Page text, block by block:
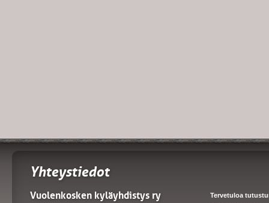
Yhteystiedot
Vuolenkosken kyläyhdistys ry
Tervetuloa